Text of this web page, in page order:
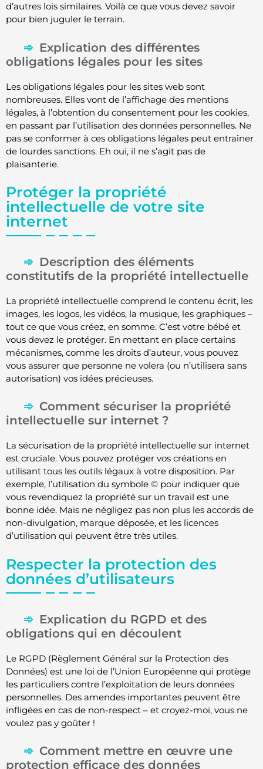
d’autres lois similaires. Voilà ce que vous devez savoir
pour bien juguler le terrain.
Explication des différentes
obligations légales pour les sites
Les obligations légales pour les sites web sont
nombreuses. Elles vont de l’affichage des mentions
légales, à l’obtention du consentement pour les cookies,
en passant par l’utilisation des données personnelles. Ne
pas se conformer à ces obligations légales peut entraîner
de lourdes sanctions. Eh oui, il ne s’agit pas de
plaisanterie.
Protéger la propriété
intellectuelle de votre site
internet
Description des éléments
constitutifs de la propriété intellectuelle
La propriété intellectuelle comprend le contenu écrit, les
images, les logos, les vidéos, la musique, les graphiques –
tout ce que vous créez, en somme. C’est votre bébé et
vous devez le protéger. En mettant en place certains
mécanismes, comme les droits d’auteur, vous pouvez
vous assurer que personne ne volera (ou n’utilisera sans
autorisation) vos idées précieuses.
Comment sécuriser la propriété
intellectuelle sur internet ?
La sécurisation de la propriété intellectuelle sur internet
est cruciale. Vous pouvez protéger vos créations en
utilisant tous les outils légaux à votre disposition. Par
exemple, l’utilisation du symbole © pour indiquer que
vous revendiquez la propriété sur un travail est une
bonne idée. Mais ne négligez pas non plus les accords de
non-divulgation, marque déposée, et les licences
d’utilisation qui peuvent être très utiles.
Respecter la protection des
données d’utilisateurs
Explication du RGPD et des
obligations qui en découlent
Le RGPD (Règlement Général sur la Protection des
Données) est une loi de l’Union Européenne qui protège
les particuliers contre l’exploitation de leurs données
personnelles. Des amendes importantes peuvent être
infligées en cas de non-respect – et croyez-moi, vous ne
voulez pas y goûter !
Comment mettre en œuvre une
protection efficace des données